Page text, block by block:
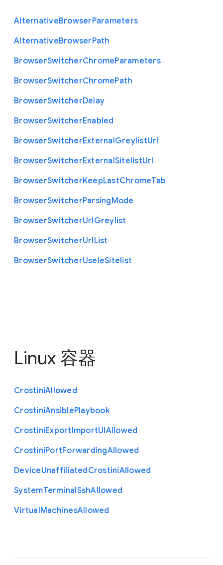
AlternativeBrowserParameters
AlternativeBrowserPath
BrowserSwitcherChromeParameters
BrowserSwitcherChromePath
BrowserSwitcherDelay
BrowserSwitcherEnabled
BrowserSwitcherExternalGreylistUrl
BrowserSwitcherExternalSitelistUrl
BrowserSwitcherKeepLastChromeTab
BrowserSwitcherParsingMode
BrowserSwitcherUrlGreylist
BrowserSwitcherUrlList
BrowserSwitcherUseIeSitelist
Linux 容器
CrostiniAllowed
CrostiniAnsiblePlaybook
CrostiniExportImportUIAllowed
CrostiniPortForwardingAllowed
DeviceUnaffiliatedCrostiniAllowed
SystemTerminalSshAllowed
VirtualMachinesAllowed